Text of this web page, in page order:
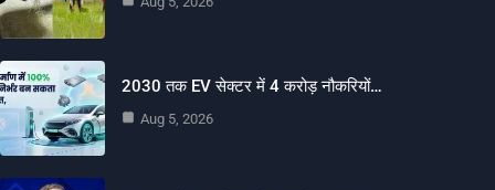
2030 तक EV सेक्टर में 4 करोड़ नौकरियों…
Aug 5, 2026